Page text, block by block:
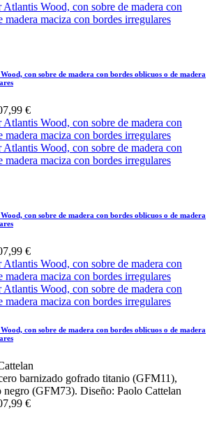
con sobre de madera con bordes oblicuos o de madera
€
con sobre de madera con bordes oblicuos o de madera
€
con sobre de madera con bordes oblicuos o de madera
barnizado gofrado titanio (GFM11),
(GFM73). Diseño: Paolo Cattelan
€